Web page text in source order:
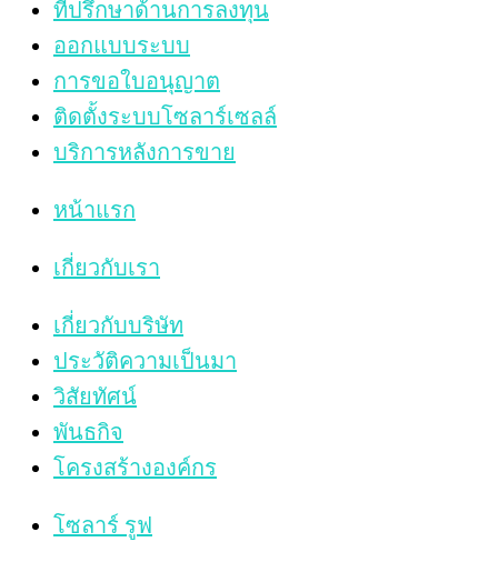
ที่ปรึกษาด้านการลงทุน
ออกแบบระบบ
การขอใบอนุญาต
ติดตั้งระบบโซลาร์เซลล์
บริการหลังการขาย
หน้าแรก
เกี่ยวกับเรา
เกี่ยวกับบริษัท
ประวัติความเป็นมา
วิสัยทัศน์
พันธกิจ
โครงสร้างองค์กร
โซลาร์ รูฟ